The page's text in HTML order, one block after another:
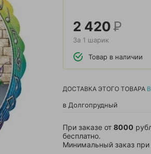
2 420Р
За 1 шарик
Товар в наличии
ДОСТАВКА ЭТОГО ТОВАРА
в Долгопрудный
При заказе от 8000
бесплатно.
Минимальный заказ